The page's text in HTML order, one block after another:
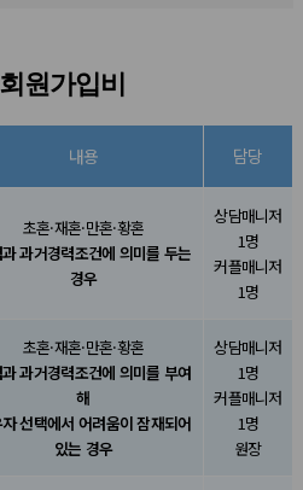
원가입비
내용 담당
초혼·재혼·만혼·황혼
과거경력조건에 의미를 두는
경우
상담매니저
1명
커플매니저
1명
초혼·재혼·만혼·황혼
과거경력조건에 의미를 부여
해
선택에서 어려움이 잠재되어
있는 경우
상담매니저
1명
커플매니저
1명
원장